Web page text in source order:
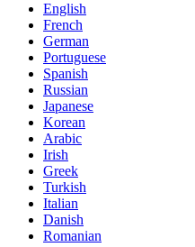
English
French
German
Portuguese
Spanish
Russian
Japanese
Korean
Arabic
Irish
Greek
Turkish
Italian
Danish
Romanian